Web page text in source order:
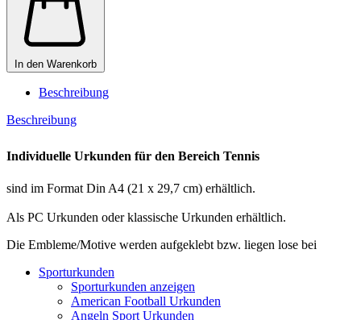
In den Warenkorb
Beschreibung
Beschreibung
Individuelle Urkunden für den Bereich Tennis
sind im Format Din A4 (21 x 29,7 cm) erhältlich.
Als PC Urkunden oder klassische Urkunden erhältlich.
Die Embleme/Motive werden aufgeklebt bzw. liegen lose bei
Sporturkunden
Sporturkunden anzeigen
American Football Urkunden
Angeln Sport Urkunden